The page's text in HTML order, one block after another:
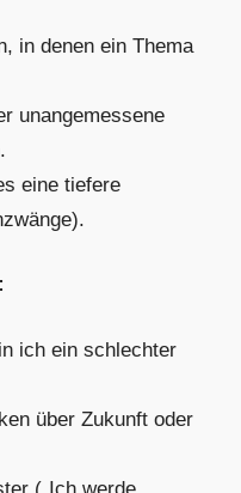
in denen ein Thema
unangemessene
eine tiefere
ich ein schlechter
über Zukunft oder